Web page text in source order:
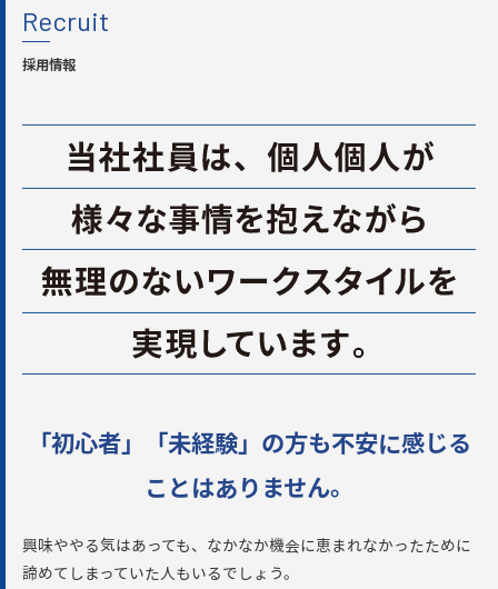
Recruit
採用情報
「初心者」「未経験」の方も不安に感じる
ことはありません。
興味ややる気はあっても、なかなか機会に恵まれなかったために
諦めてしまっていた人もいるでしょう。